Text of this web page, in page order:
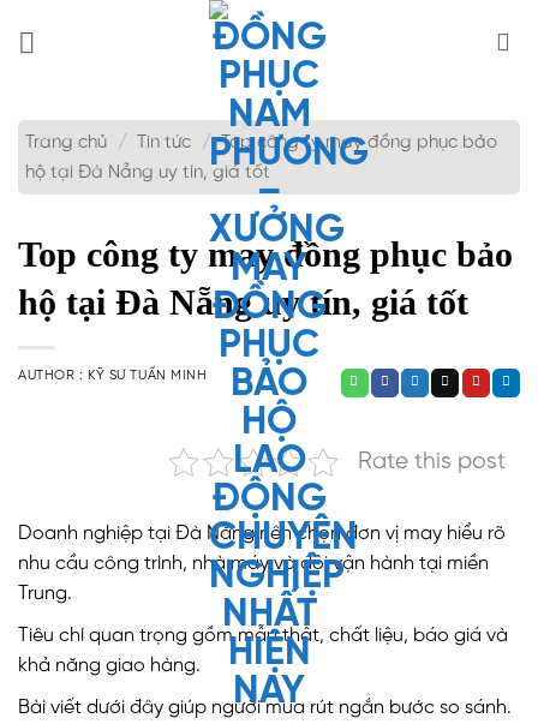
Trang chủ / Tin tức / Top công ty may đồng phục bảo
hộ tại Đà Nẵng uy tín, giá tốt
Top công ty may đồng phục bảo
hộ tại Đà Nẵng uy tín, giá tốt
AUTHOR : KỸ SƯ TUẤN MINH
Rate this post
Doanh nghiệp tại Đà Nẵng nên chọn đơn vị may hiểu rõ
nhu cầu công trình, nhà máy và đội vận hành tại miền
Trung.
Tiêu chí quan trọng gồm mẫu thật, chất liệu, báo giá và
khả năng giao hàng.
Bài viết dưới đây giúp người mua rút ngắn bước so sánh.